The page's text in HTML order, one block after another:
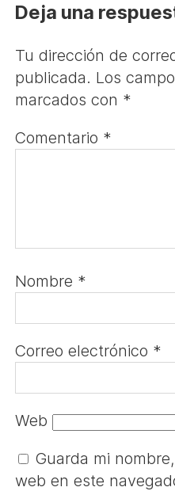
Deja una
Tu dirección de
publicada. Los
marcados con *
Comentario *
Nombre *
Correo electrónico *
Web
Guarda mi
web en este